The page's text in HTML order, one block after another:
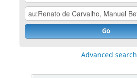
Go
Advanced search